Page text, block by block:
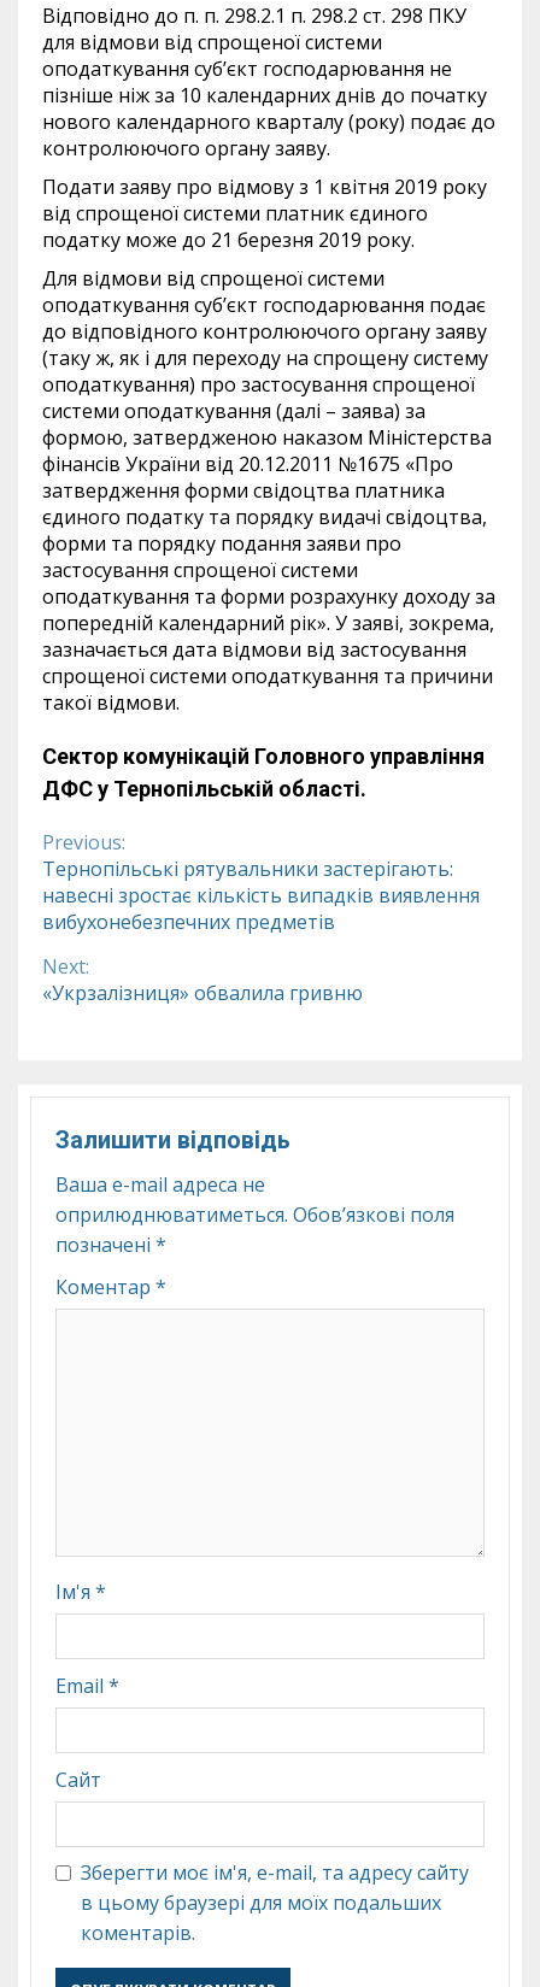
Відповідно до п. п. 298.2.1 п. 298.2 ст. 298 ПКУ
для відмови від спрощеної системи
оподаткування суб’єкт господарювання не
пізніше ніж за 10 календарних днів до початку
нового календарного кварталу (року) подає до
контролюючого органу заяву.
Подати заяву про відмову з 1 квітня 2019 року
від спрощеної системи платник єдиного
податку може до 21 березня 2019 року.
Для відмови від спрощеної системи
оподаткування суб’єкт господарювання подає
до відповідного контролюючого органу заяву
(таку ж, як і для переходу на спрощену систему
оподаткування) про застосування спрощеної
системи оподаткування (далі – заява) за
формою, затвердженою наказом Міністерства
фінансів України від 20.12.2011 №1675 «Про
затвердження форми свідоцтва платника
єдиного податку та порядку видачі свідоцтва,
форми та порядку подання заяви про
застосування спрощеної системи
оподаткування та форми розрахунку доходу за
попередній календарний рік». У заяві, зокрема,
зазначається дата відмови від застосування
спрощеної системи оподаткування та причини
такої відмови.
Сектор комунікацій Головного управління
ДФС у Тернопільській області.
Continue
Reading
Previous:
Тернопільські рятувальники застерігають:
навесні зростає кількість випадків виявлення
вибухонебезпечних предметів
Next:
«Укрзалізниця» обвалила гривню
Залишити відповідь
Ваша e-mail адреса не
оприлюднюватиметься. Обов’язкові поля
позначені *
Коментар *
Ім'я *
Email *
Сайт
Зберегти моє ім'я, e-mail, та адресу сайту
в цьому браузері для моїх подальших
коментарів.